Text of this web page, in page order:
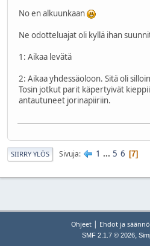
No en alkuunkaan
Ne odotteluajat oli kyllä ihan
1: Aikaa levätä
2: Aikaa yhdessäoloon. Sitä oli
Tosin jotkut parit käpertyivät
antautuneet jorinapiiriin.
SIIRRY YLÖS Sivuja 1 ... 5 6 7
Ohjeet | Ehdot ja
SMF 2.1.7 © 2026,